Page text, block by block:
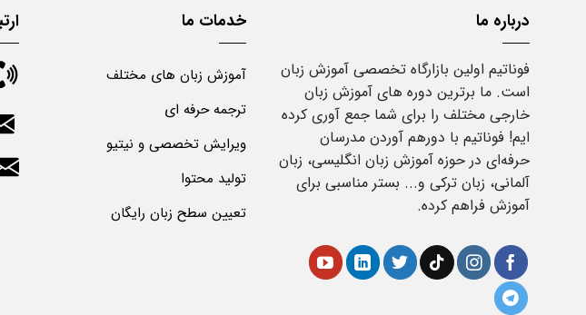
درباره ما
فوناتیم اولین بازارگاه تخصصی آموزش زبان
است. ما برترین دوره های آموزش زبان
خارجی مختلف را برای شما جمع آوری کرده
ایم! فوناتیم با دورهم آوردن مدرسان
حرفه‌ای در حوزه آموزش زبان انگلیسی، زبان
آلمانی، زبان ترکی و... بستر مناسبی برای
آموزش فراهم کرده.
خدمات ما
آموزش زبان های مختلف
ترجمه حرفه ای
ویرایش تخصصی و نیتیو
تولید محتوا
تعیین سطح زبان رایگان